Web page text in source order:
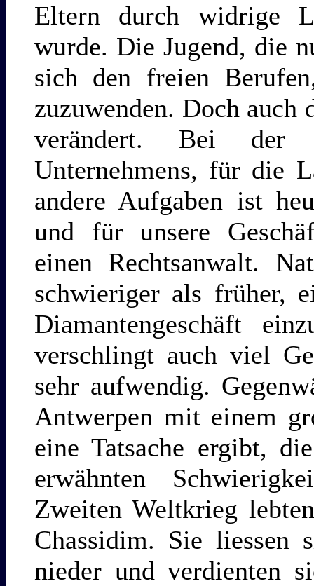
Eltern durch widrige
wurde. Die Jugend, die
sich den freien
zuzuwenden. Doch auch
verändert. Bei der
Unternehmens, für die
andere Aufgaben ist
und für unsere
einen Rechtsanwalt.
schwieriger als früher,
Diamantengeschäft
verschlingt auch viel
sehr aufwendig.
Antwerpen mit einem
eine Tatsache ergibt,
erwähnten
Zweiten Weltkrieg
Chassidim. Sie liessen
nieder und verdienten